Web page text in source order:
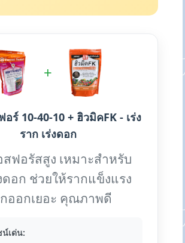
+
อร์ 10-40-10 + ฮิวมิคFK - เร่ง
ราก เร่งดอก
ฟอรัสสูง เหมาะสำหรับ
ดอก ช่วยให้รากแข็งแรง
ออกเยอะ คุณภาพดี
น์เด่น: